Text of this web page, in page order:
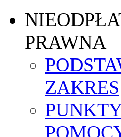
PRAWNA
ZAKRES